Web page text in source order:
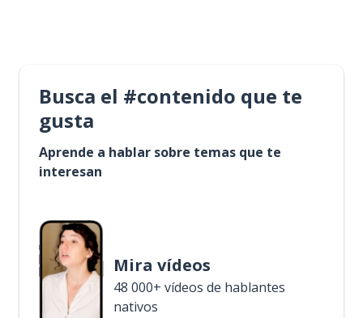
Busca el #contenido que te
gusta
Aprende a hablar sobre temas que te
interesan
Mira vídeos
48 000+ vídeos de hablantes
nativos